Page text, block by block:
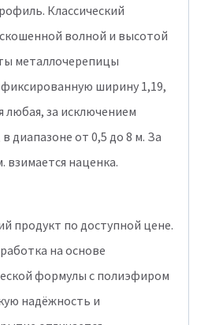
Классический
волной и высотой
металлочерепицы
ширину 1,19,
любая, за исключением
диапазоне от 0,5 до 8 м. За
взимается наценка.
продукт по доступной цене.
на основе
формулы с полиэфиром
надёжность и